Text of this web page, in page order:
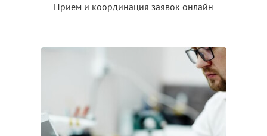
Прием и координация заявок онлайн